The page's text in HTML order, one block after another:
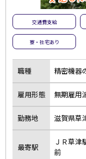
交通費支給
寮・社宅あり
職種 精密機器
雇用形態 無期雇用
勤務地 滋賀県草
最寄駅
ＪＲ草
前